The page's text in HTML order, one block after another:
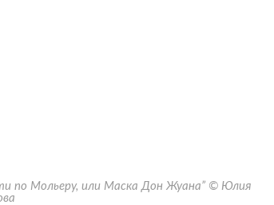
по Мольеру, или Маска Дон Жуана” © Юлия